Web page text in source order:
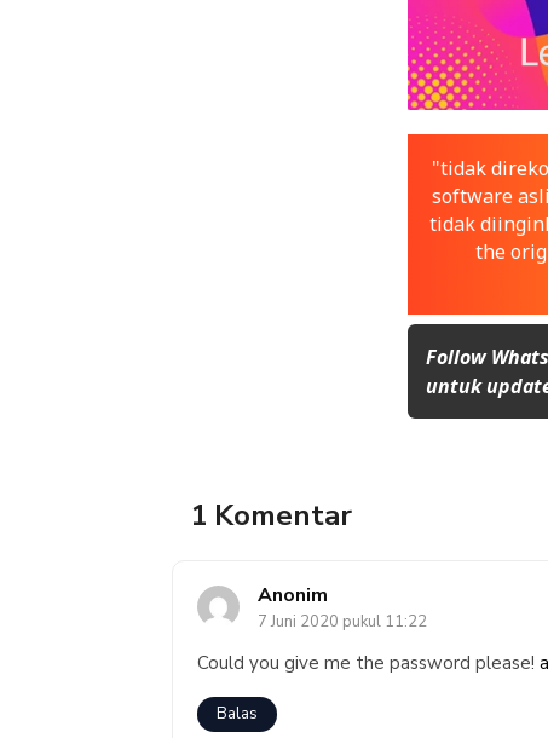
"tidak
software
tidak
the
Follow
untuk
1 Komentar
Anonim
7 Juni 2020 pukul 11:22
Could you give me the password please!
Balas